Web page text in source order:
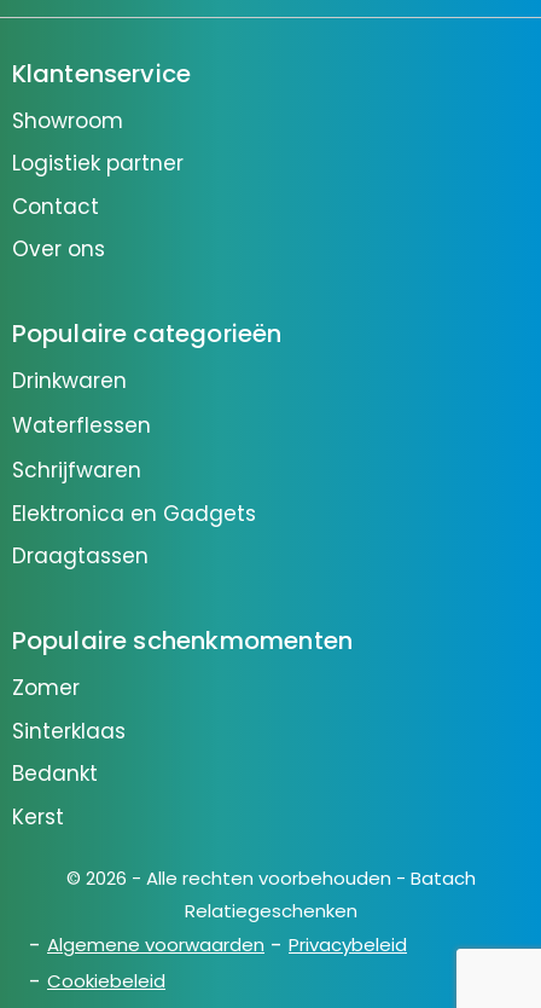
Klantenservice
Showroom
Logistiek partner
Contact
Over ons
Populaire categorieën
Drinkwaren
Waterflessen
Schrijfwaren
Elektronica en Gadgets
Draagtassen
Populaire schenkmomenten
Zomer
Sinterklaas
Bedankt
Kerst
© 2026 - Alle rechten voorbehouden - Batach
Relatiegeschenken
Algemene voorwaarden
Privacybeleid
Cookiebeleid